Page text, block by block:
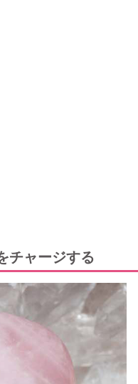
チャージする